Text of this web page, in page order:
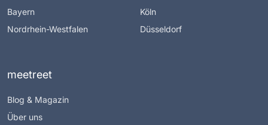
Bayern
Nordrhein-Westfalen
Köln
Düsseldorf
meetreet
Blog & Magazin
Über uns